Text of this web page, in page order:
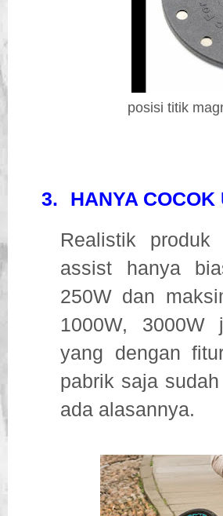
posisi titik
3.
HANYA COCOK
Realistik
assist hanya
250W dan
1000W, 3000W
yang dengan
pabrik saja
ada alasannya.